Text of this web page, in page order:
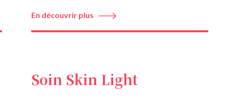
En découvrir plus
Soin Skin Light